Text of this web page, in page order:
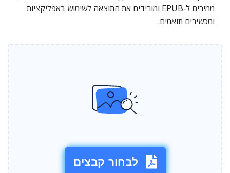
ממירים ל‑EPUB ומורידים את התוצאה לשימוש באפליקציות
ומכשירים תואמים.
לבחור קבצים